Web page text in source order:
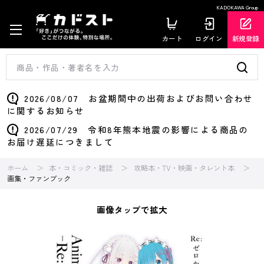
KADOKAWA Group
カート ログイン 新規登録
2026/08/07 お盆期間中の出荷およびお問い合わせ
に関するお知らせ
2026/07/29 令和8年熊本地震の影響による商品の
お届け遅延につきまして
ホーム 本・コミック・雑誌
攻略本・TV・映画・タレント本
画集・ファンブック
画像タップで拡大